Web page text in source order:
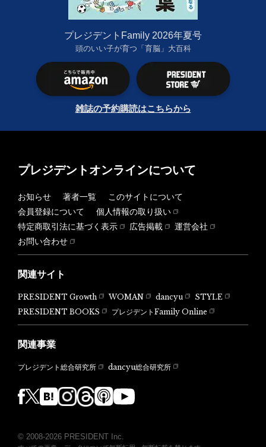
プレジデントFamily 2026年夏号
頭のいい子が育つ「育脳」大百科
雑誌の予約購読はこちらから
プレジデントオンラインについて
お知らせ 著者一覧
このサイトについて
会員登録について
個人情報の取り扱い
特定商取引法に基づく表示
広告掲載
運営会社
お問い合わせ
関連サイト
PRESIDENT Growth WOMAN dancyu
STYLE
PRESIDENT BOOKS
プレジデントFamily Online
関連事業
プレジデント総合研究所 dancyu総合研究所
© 2008-2026 PRESIDENT Inc.